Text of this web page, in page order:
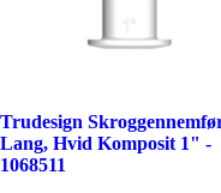
Trudesign
Lang, Hvid Komposit 1" -
1068511